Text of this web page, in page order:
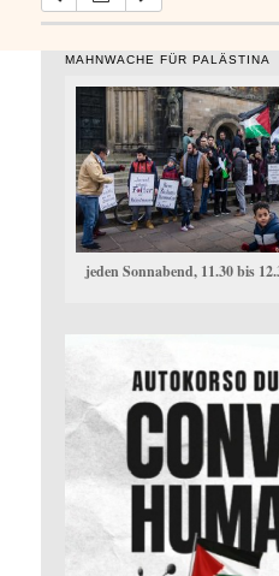
MAHNWACHE FÜR PALÄSTINA
jeden Sonnabend, 11.30 bis